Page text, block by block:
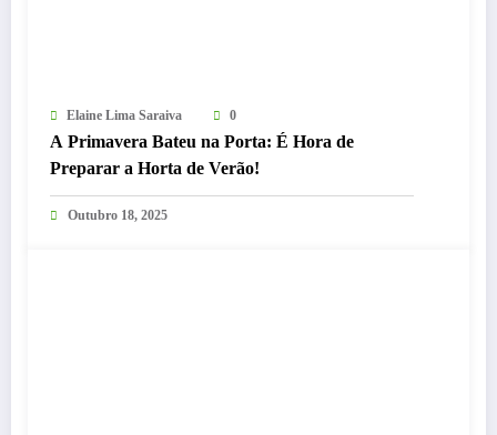
Elaine Lima Saraiva 0
A Primavera Bateu na Porta: É Hora de
Preparar a Horta de Verão!
Outubro 18, 2025